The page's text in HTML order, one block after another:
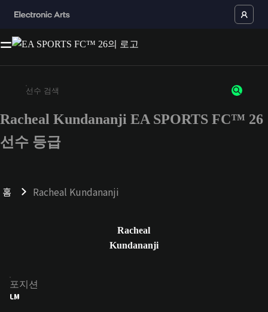
최소 3자 이상의 문자 또는 숫자를 입력하세요
Racheal Kundananji EA SPORTS FC™ 26
선수 등급
홈 Racheal Kundananji
Racheal
Kundananji
포지션
LM